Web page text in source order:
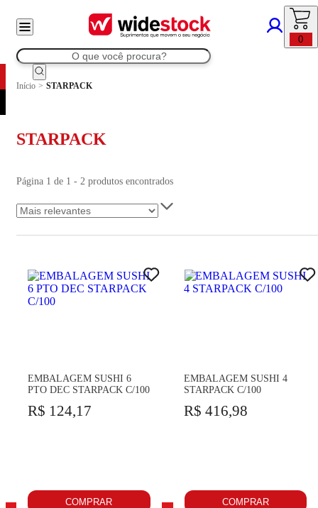
0
Início > STARPACK
STARPACK
Página 1 de 1 - 2 produtos encontrados
EMBALAGEM SUSHI 6
PTO DEC STARPACK C/100
R$ 124,17
COMPRAR
EMBALAGEM SUSHI 4
STARPACK C/100
R$ 416,98
COMPRAR